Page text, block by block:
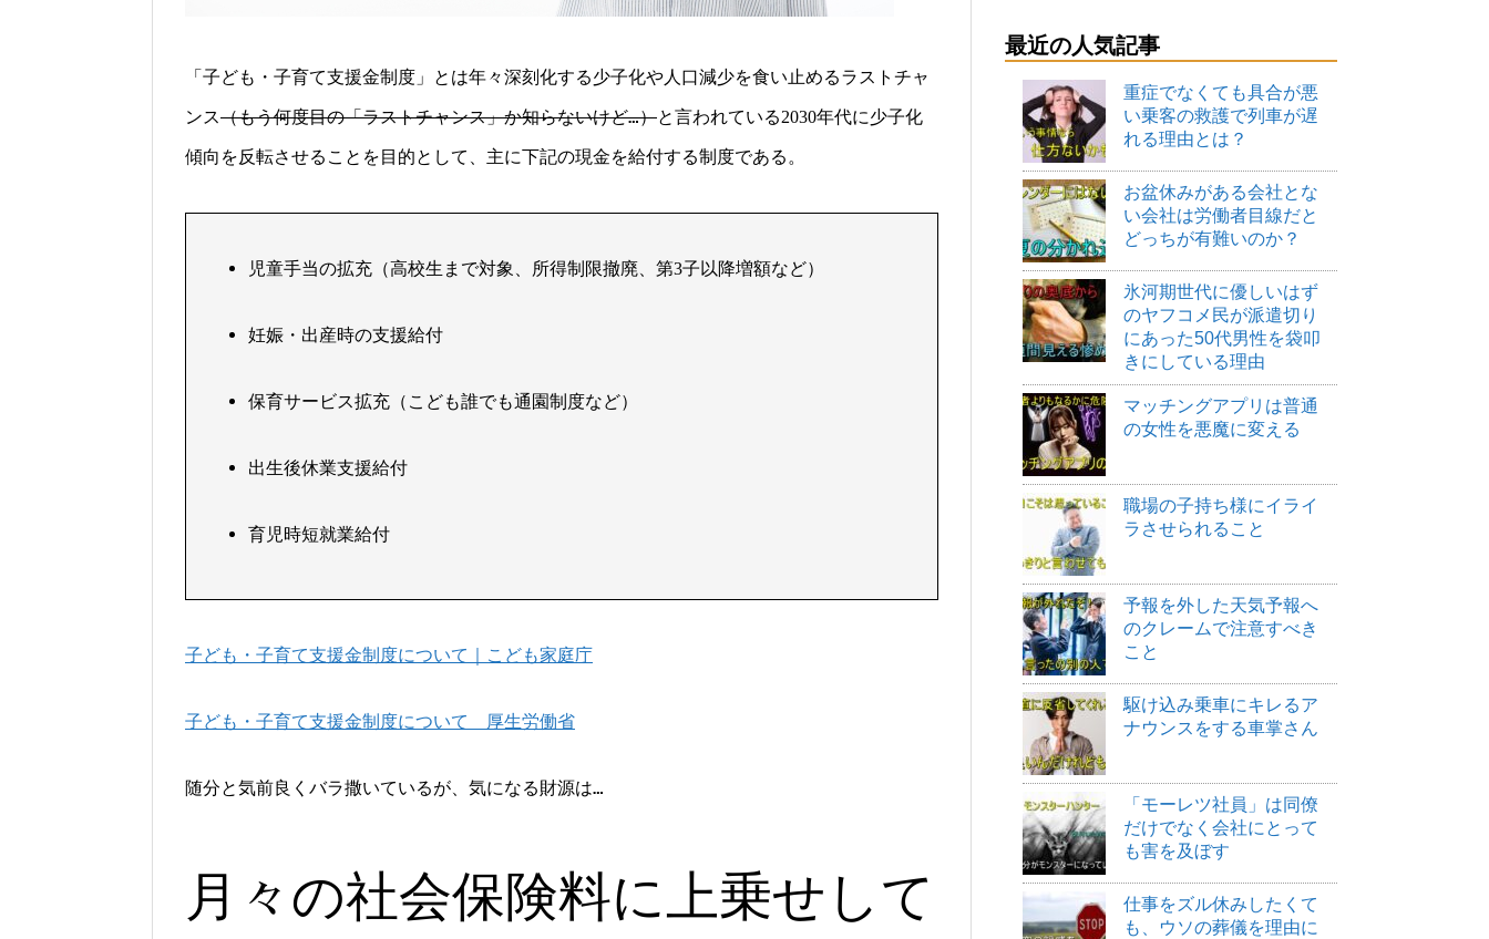
「 子ども・子育て支援金制度 」と は年々深刻化する少子化や人口減少を食い止めるラストチャ
ンス（もう何度目の「ラストチャンス」か知らないけど…）と言われている2030年代に少子化
傾向を反転させることを目的として、主に下記の現金を給付する制度である。
児童手当の拡充（高校生まで対象、所得制限撤廃、第3子以降増額など）
妊娠・出産時の支援給付
保育サービス拡充（こども誰でも通園制度など）
出生後休業支援給付
育児時短就業給付
子ども・子育て支援金制度について｜こども家庭庁
子ども・子育て支援金制度について 厚生労働省
随分と気前良くバラ撒いているが、気になる財源は…
月々の社会保険料に上乗せして
最近の人気記事
重症でなくても具合が悪
い乗客の救護で列車が遅
れる理由とは？
お盆休みがある会社とな
い会社は労働者目線だと
どっちが有難いのか？
氷河期世代に優しいはず
のヤフコメ民が派遣切り
にあった50代男性を袋叩
きにしている理由
マッチングアプリは普通
の女性を悪魔に変える
職場の子持ち様にイライ
ラさせられること
予報を外した天気予報へ
のクレームで注意すべき
こと
駆け込み乗車にキレるア
ナウンスをする車掌さん
「モーレツ社員」は同僚
だけでなく会社にとって
も害を及ぼす
仕事をズル休みしたくて
も、ウソの葬儀を理由に